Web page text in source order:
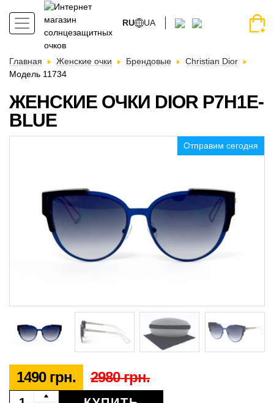
RU UA
Главная Женские очки Брендовые
Christian Dior
Модель 11734
ЖЕНСКИЕ ОЧКИ DIOR P7H1E-
BLUE
Отправим сегодня
1490 грн. 2980 грн.